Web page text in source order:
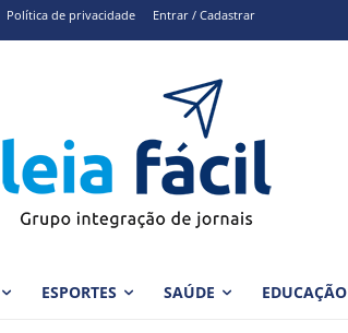
Política de privacidade Entrar / Cadastrar
ESPORTES SAÚDE EDUCAÇÃO